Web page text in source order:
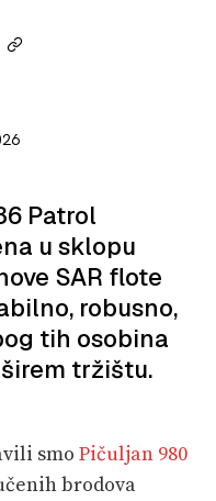
Patrol
u sklopu
SAR flote
robusno,
tih osobina
tržištu.
smo Pičuljan 980
brodova